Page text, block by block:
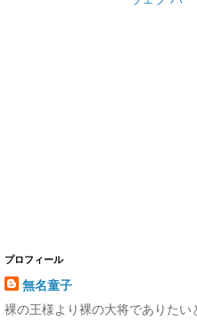
プロフィール
無名童子
裸の王様より裸の大将でありた